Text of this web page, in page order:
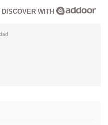
DISCOVER WITH